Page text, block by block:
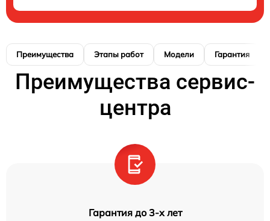
Преимущества Этапы работ Модели Гарантия
Преимущества сервис-
центра
Гарантия до 3-х лет